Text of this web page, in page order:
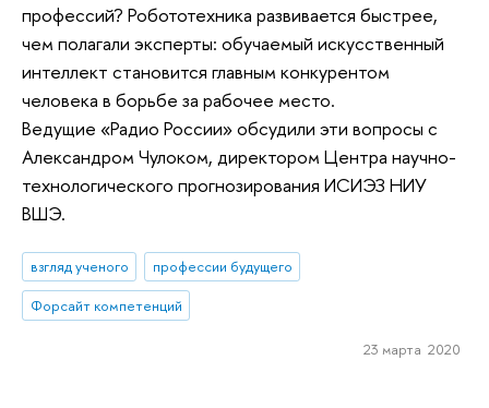
профессий? Робототехника развивается быстрее,
чем полагали эксперты: обучаемый искусственный
интеллект становится главным конкурентом
человека в борьбе за рабочее место.
Ведущие «Радио России» обсудили эти вопросы с
Александром Чулоком, директором Центра научно-
технологического прогнозирования ИСИЭЗ НИУ
ВШЭ.
взгляд ученого
профессии будущего
Форсайт компетенций
23 марта 2020